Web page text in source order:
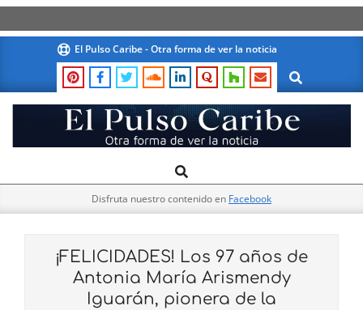
content
El Pulso Caribe - Otra forma de ver la noticia
Search
El
Pulso
Navigation
Search
Disfruta nuestro contenido en Facebook
¡FELICIDADES! Los 97 años de
Antonia María Arismendy
Iguarán, pionera de la